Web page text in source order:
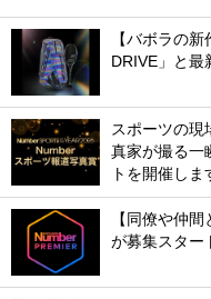
【バボラの
DRIVE」と最
スポーツの現
真家が撮る一
トを開催しま
【同僚や仲
が募集スター